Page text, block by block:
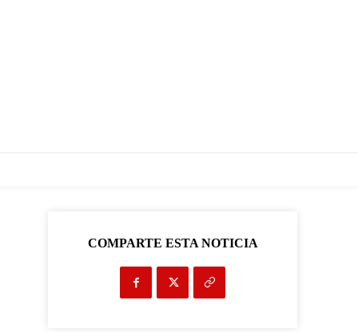
COMPARTE ESTA NOTICIA